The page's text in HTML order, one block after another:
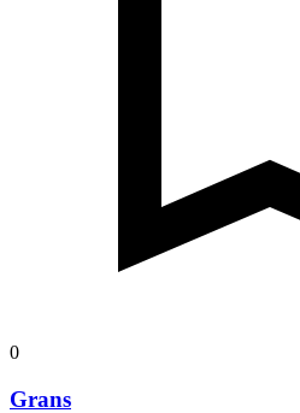
0
Grans